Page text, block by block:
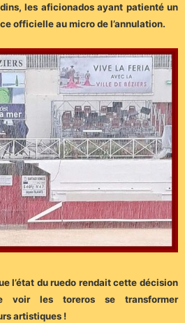
les aficionados ayant patienté un
officielle au micro de l’annulation.
l’état du ruedo rendait cette décision
voir les toreros se transformer
artistiques !